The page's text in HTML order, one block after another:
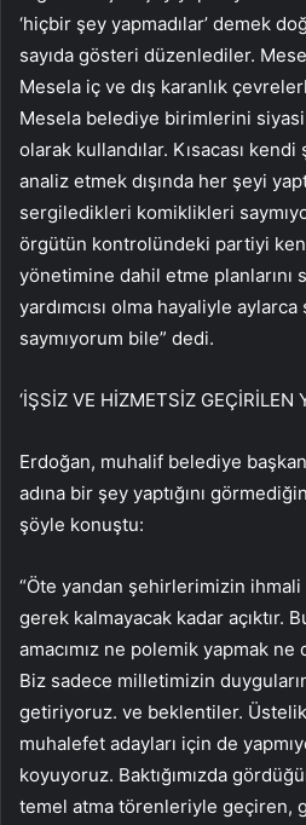
‘hiçbir şey yapmadılar’ demek
sayıda gösteri düzenlediler.
Mesela iç ve dış karanlık
Mesela belediye birimlerini siyasi
olarak kullandılar. Kısacası
analiz etmek dışında her şeyi
sergiledikleri komiklikleri
örgütün kontrolündeki partiyi
yönetimine dahil etme planlarını
yardımcısı olma hayaliyle
saymıyorum bile” dedi.
‘İŞSİZ VE HİZMETSİZ GEÇİRİLEN
Erdoğan, muhalif belediye
adına bir şey yaptığını
şöyle konuştu:
“Öte yandan şehirlerimizin
gerek kalmayacak kadar açıktır.
amacımız ne polemik yapmak ne
Biz sadece milletimizin
getiriyoruz. ve beklentiler.
muhalefet adayları için de
koyuyoruz. Baktığımızda
temel atma törenleriyle geçiren,